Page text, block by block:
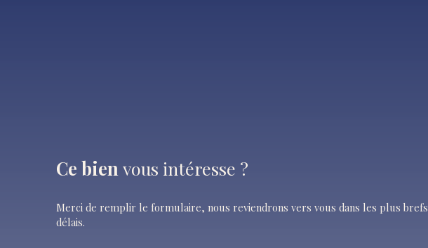
Ce bien vous intéresse ?
Merci de remplir le formulaire, nous reviendrons vers vous dans les plus brefs
délais.